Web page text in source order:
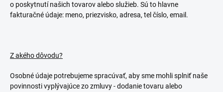
o poskytnutí našich tovarov alebo služieb. Sú to hlavne
fakturačné údaje: meno, priezvisko, adresa, tel číslo, email.
Z akého dôvodu?
Osobné údaje potrebujeme spracúvať, aby sme mohli splniť naše
povinnosti vyplývajúce zo zmluvy -dodanie tovaru alebo